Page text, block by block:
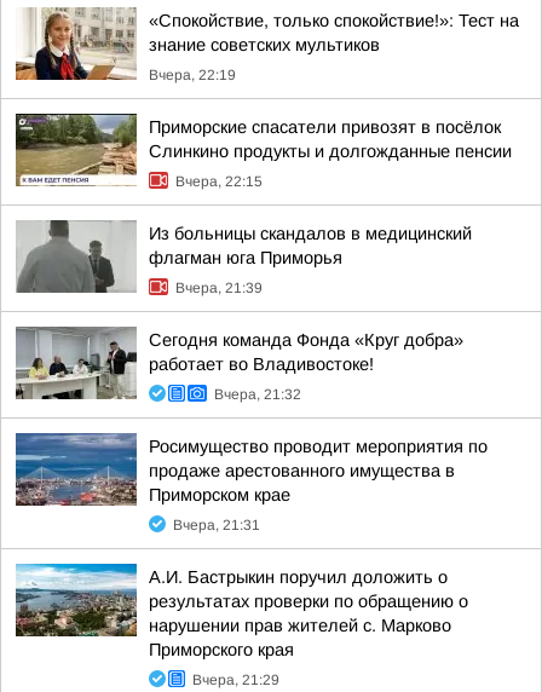
«Спокойствие, только спокойствие!»: Тест на
знание советских мультиков
Вчера, 22:19
Приморские спасатели привозят в посёлок
Слинкино продукты и долгожданные пенсии
Вчера, 22:15
Из больницы скандалов в медицинский
флагман юга Приморья
Вчера, 21:39
Сегодня команда Фонда «Круг добра»
работает во Владивостоке!
Вчера, 21:32
Росимущество проводит мероприятия по
продаже арестованного имущества в
Приморском крае
Вчера, 21:31
А.И. Бастрыкин поручил доложить о
результатах проверки по обращению о
нарушении прав жителей с. Марково
Приморского края
Вчера, 21:29